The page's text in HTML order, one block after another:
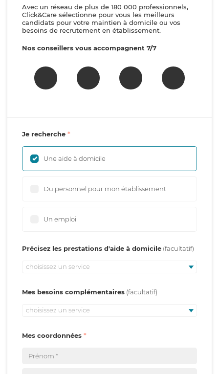
Avec un réseau de plus de 180 000 professionnels,
Click&Care sélectionne pour vous les meilleurs
candidats pour votre maintien à domicile ou vos
besoins de recrutement en établissement.
Nos conseillers vous accompagnent 7/7
Je recherche
Une aide à domicile
Du personnel pour mon établissement
Un emploi
Précisez les prestations d'aide à domicile
choisissez un service
Mes besoins complémentaires
choisissez un service
Mes coordonnées